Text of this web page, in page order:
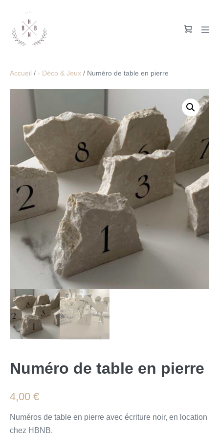
Accueil / - Déco & Jeux / Numéro de table en pierre
Numéro de table en pierre
4,00 €
Numéros de table en pierre avec écriture noir, en location
chez HBNB.